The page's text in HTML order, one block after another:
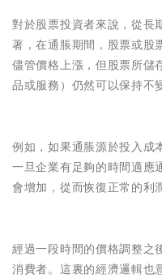
對於股票投資者來說，從長
著，在通脹期間，股票或股
儘管價格上漲，但股票所儲
品或服務）仍然可以保持不
例如，如果通脹源於投入成
一旦企業有足夠的時間適應
會增加，從而恢復正常的利
經過一段時間的價格調整之
消費者。這裏的經濟邏輯也